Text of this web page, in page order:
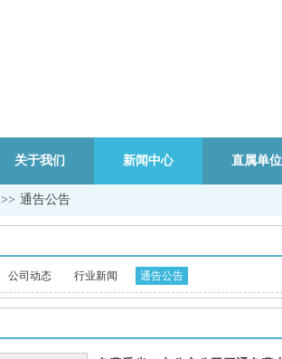
关于我们 新闻中心 直属单位
>> 通告公告
公司动态 行业新闻 通告公告